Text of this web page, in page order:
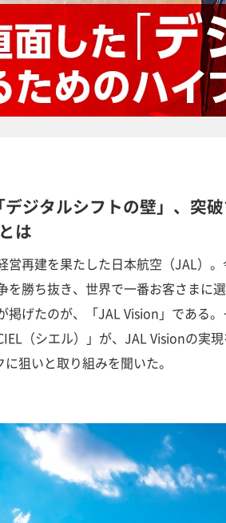
デジタルシフトの壁」、突
は
営再建を果たした日本航空（JAL）
を勝ち抜き、世界で一番お客さまに
掲げたのが、「JAL Vision」である
（シエル）」が、JAL Visionの実
狙いと取り組みを聞いた。